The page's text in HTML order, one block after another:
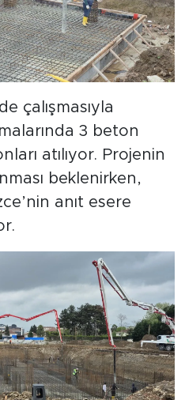
çalışmasıyla
3 beton
atılıyor. Projenin
beklenirken,
anıt esere